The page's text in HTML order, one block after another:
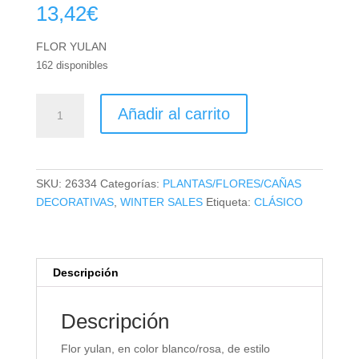
13,42€
FLOR YULAN
162 disponibles
YULAN
Añadir al carrito
SKU: 26334 Categorías: PLANTAS/FLORES/CAÑAS
DECORATIVAS, WINTER SALES Etiqueta: CLÁSICO
Descripción
Descripción
Flor yulan, en color blanco/rosa, de estilo